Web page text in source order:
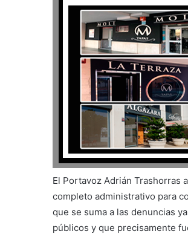
El Portavoz Adrián Trashorras
completo administrativo para
que se suma a las denuncias
públicos y que precisamente